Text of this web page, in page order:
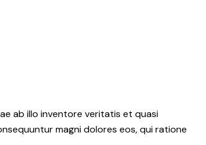
ab illo inventore veritatis et quasi
magni dolores eos, qui ratione